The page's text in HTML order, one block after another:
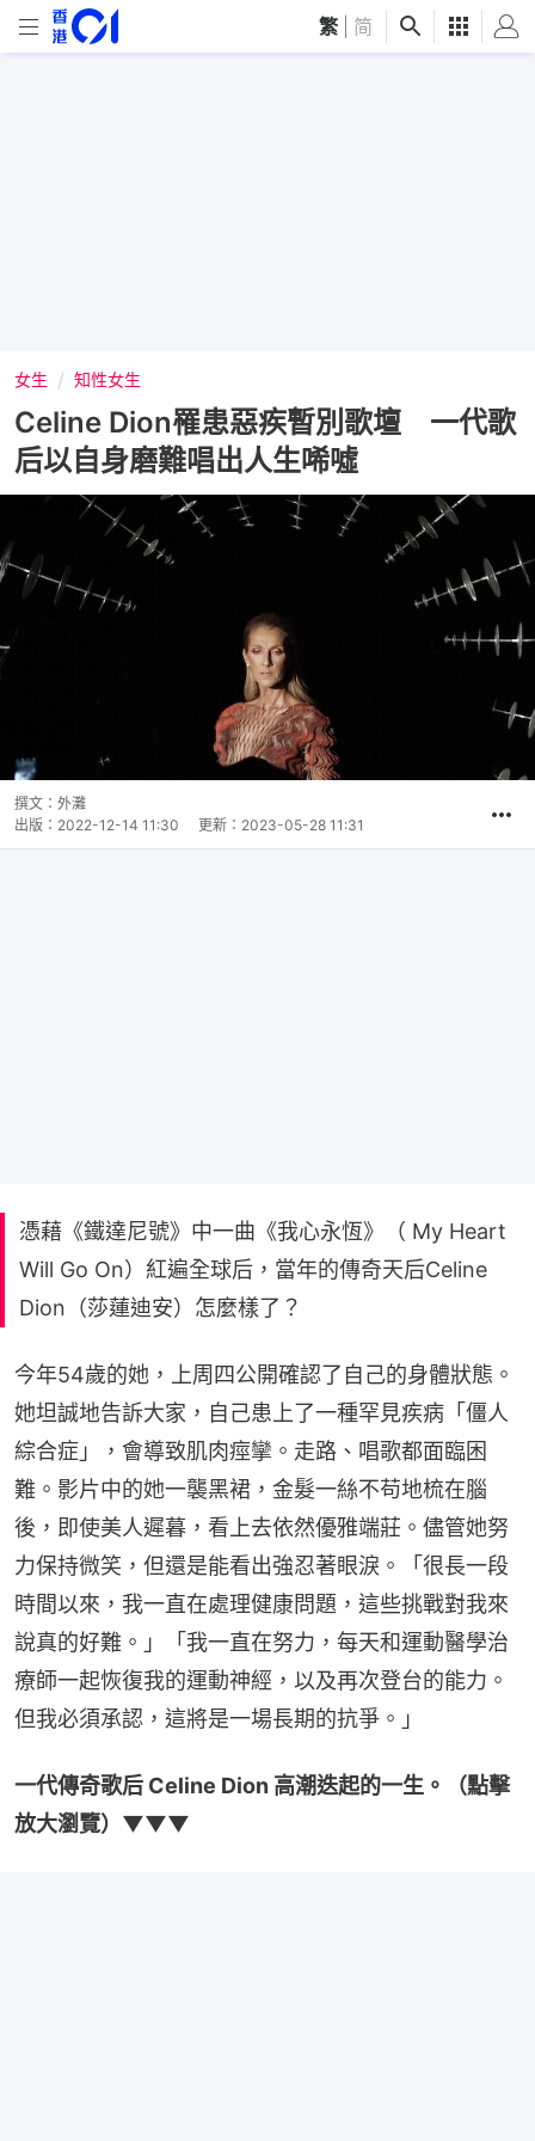
繁 简
女生 知性女生
Celine Dion罹患惡疾暫別歌壇 一代歌
后以自身磨難唱出人生唏噓
撰文： 外灘
出版： 2022-12-14 11:30 更新： 2023-05-28 11:31
憑藉《鐵達尼號》中一曲《我心永恆》（ My Heart
Will Go On）紅遍全球后，當年的傳奇天后Celine
Dion（莎蓮迪安）怎麼樣了？
今年54歲的她，上周四公開確認了自己的身體狀態。
她坦誠地告訴大家，自己患上了一種罕見疾病「僵人
綜合症」，會導致肌肉痙攣。走路、唱歌都面臨困
難。影片中的她一襲黑裙，金髮一絲不苟地梳在腦
後，即使美人遲暮，看上去依然優雅端莊。儘管她努
力保持微笑，但還是能看出強忍著眼淚。「很長一段
時間以來，我一直在處理健康問題，這些挑戰對我來
說真的好難。」「我一直在努力，每天和運動醫學治
療師一起恢復我的運動神經，以及再次登台的能力。
但我必須承認，這將是一場長期的抗爭。」
一代傳奇歌后 Celine Dion 高潮迭起的一生。（點擊
放大瀏覽）▼▼▼